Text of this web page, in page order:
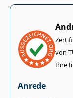
von
Ihre
Anrede